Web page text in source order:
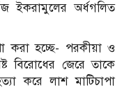
ইকরামুলের অর্ধগলিত
করা হচ্ছে- পরকীয়া ও
বিরোধের জেরে তাকে
করে লাশ মাটিচাপা